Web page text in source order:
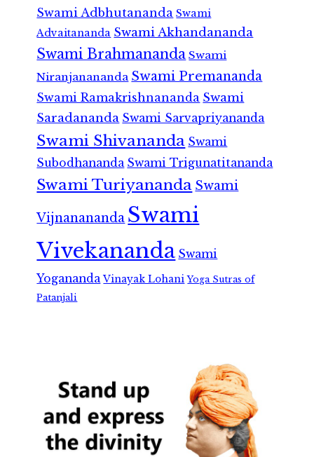
Swami Adbhutananda Swami
Advaitananda Swami Akhandananda
Swami Brahmananda Swami
Niranjanananda Swami Premananda
Swami Ramakrishnananda Swami
Saradananda Swami Sarvapriyananda
Swami Shivananda Swami
Subodhananda Swami Trigunatitananda
Swami Turiyananda Swami
Vijnanananda Swami
Vivekananda Swami
Yogananda Vinayak Lohani Yoga Sutras of
Patanjali